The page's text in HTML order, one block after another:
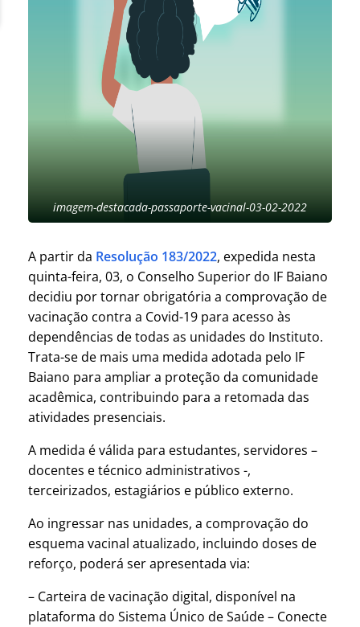
imagem-destacada-passaporte-vacinal-03-02-2022
A partir da Resolução 183/2022, expedida nesta
quinta-feira, 03, o Conselho Superior do IF Baiano
decidiu por tornar obrigatória a comprovação de
vacinação contra a Covid-19 para acesso às
dependências de todas as unidades do Instituto.
Trata-se de mais uma medida adotada pelo IF
Baiano para ampliar a proteção da comunidade
acadêmica, contribuindo para a retomada das
atividades presenciais.
A medida é válida para estudantes, servidores –
docentes e técnico administrativos -,
terceirizados, estagiários e público externo.
Ao ingressar nas unidades, a comprovação do
esquema vacinal atualizado, incluindo doses de
reforço, poderá ser apresentada via:
– Carteira de vacinação digital, disponível na
plataforma do Sistema Único de Saúde – Conecte